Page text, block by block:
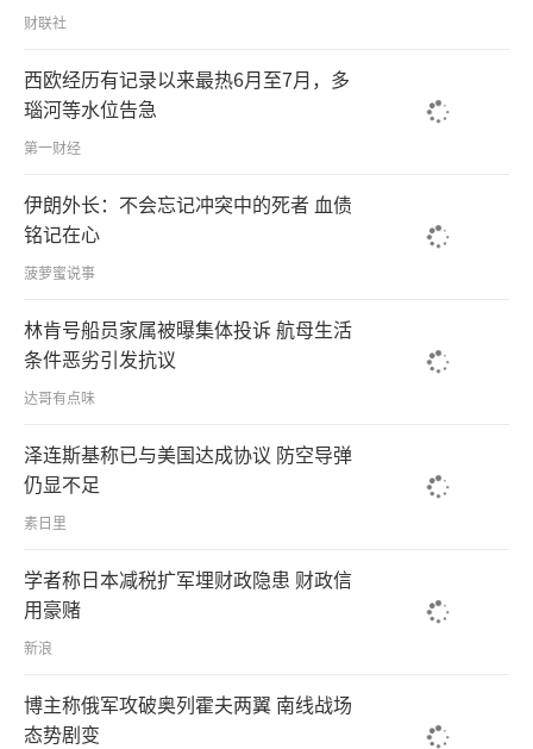
财联社
西欧经历有记录以来最热6月至7月，多
瑙河等水位告急
第一财经
伊朗外长：不会忘记冲突中的死者 血债
铭记在心
菠萝蜜说事
林肯号船员家属被曝集体投诉 航母生活
条件恶劣引发抗议
达哥有点味
泽连斯基称已与美国达成协议 防空导弹
仍显不足
素日里
学者称日本减税扩军埋财政隐患 财政信
用豪赌
新浪
博主称俄军攻破奥列霍夫两翼 南线战场
态势剧变